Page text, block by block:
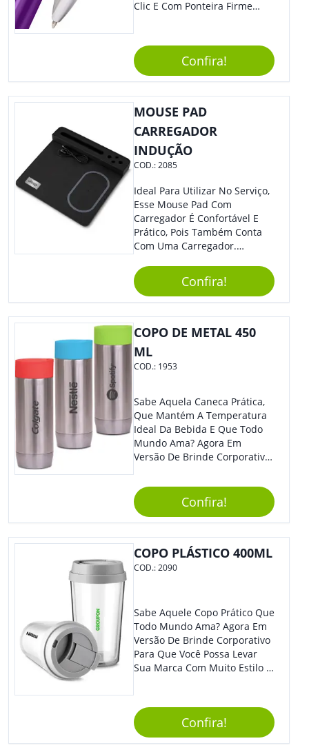
Clic E Com Ponteira Firme
Confira!
MOUSE PAD
CARREGADOR
INDUÇÃO
COD.:2085
Ideal Para Utilizar No Serviço,
Esse Mouse Pad Com
Carregador É Confortável E
Prático, Pois Também Conta
Com Uma Carregador.
Resistente, Com A Qualidade
Que Os Colaboradores
Buscam, E O Design É
Moderno, Destacando Ainda
Mais Sua Marca.
Confira!
COPO DE METAL 450
ML
COD.: 1953
Sabe Aquela Caneca Prática,
Que Mantém A Temperatura
Ideal Da Bebida E Que Todo
Mundo Ama? Agora Em
Versão De Brinde Corporativo
Sua Marca Com Muito Estilo E
Acrescentar Ainda Mais
Praticidade À Eventos E Feiras
De Exposição.
Confira!
COPO PLÁSTICO 400ML
COD.:2090
Sabe Aquele Copo Prático Que
Todo Mundo Ama? Agora Em
Versão De Brinde Corporativo
Para Que Você Possa Levar
Sua Marca Com Muito Estilo E
De Exposição.
Confira!